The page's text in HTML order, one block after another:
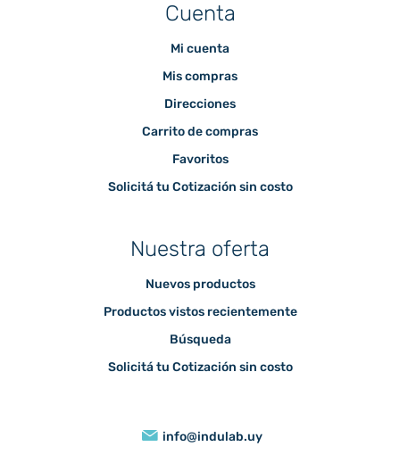
Cuenta
Mi cuenta
Mis compras
Direcciones
Carrito de compras
Favoritos
Solicitá tu Cotización sin costo
Nuestra oferta
Nuevos productos
Productos vistos recientemente
Búsqueda
Solicitá tu Cotización sin costo
info@indulab.uy